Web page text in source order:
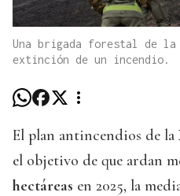
Una brigada forestal de la
extinción de un incendio.
El plan antincendios de la
el objetivo de que ardan
hectáreas en 2025, la